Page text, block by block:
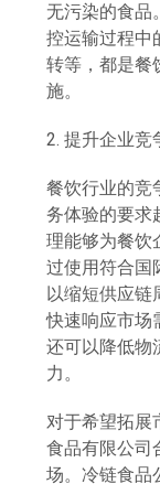
无污染的食品
控运输过程中
转等，都是餐
施。
2. 提升企业竞
餐饮行业的竞
务体验的要求
理能够为餐饮
过使用符合国
以缩短供应链
快速响应市场
还可以降低物
力。
对于希望拓展
食品有限公司
场。冷链食品